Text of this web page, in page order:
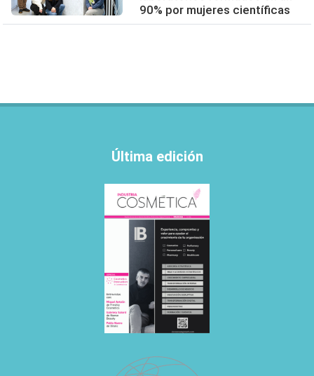
90% por mujeres científicas
Última edición